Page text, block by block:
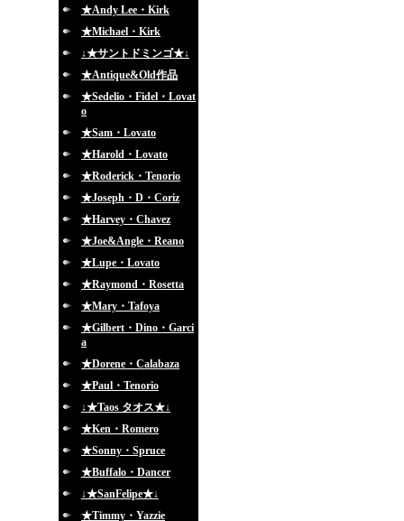
★Andy Lee・Kirk
★Michael・Kirk
↓★サントドミンゴ★↓
★Antique&Old作品
★Sedelio・Fidel・Lovat
o
★Sam・Lovato
★Harold・Lovato
★Roderick・Tenorio
★Joseph・D・Coriz
★Harvey・Chavez
★Joe&Angle・Reano
★Lupe・Lovato
★Raymond・Rosetta
★Mary・Tafoya
★Gilbert・Dino・Garci
a
★Dorene・Calabaza
★Paul・Tenorio
↓★Taos タオス★↓
★Ken・Romero
★Sonny・Spruce
★Buffalo・Dancer
↓★SanFelipe★↓
★Timmy・Yazzie